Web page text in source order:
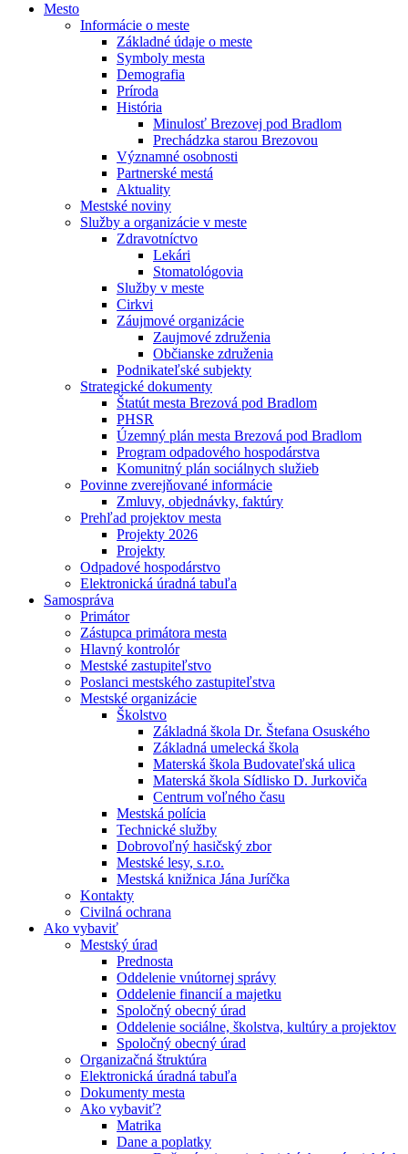
Mesto
Informácie o meste
Základné údaje o meste
Symboly mesta
Demografia
Príroda
História
Minulosť Brezovej pod Bradlom
Prechádzka starou Brezovou
Významné osobnosti
Partnerské mestá
Aktuality
Mestské noviny
Služby a organizácie v meste
Zdravotníctvo
Lekári
Stomatológovia
Služby v meste
Cirkvi
Záujmové organizácie
Zaujmové združenia
Občianske združenia
Podnikateľské subjekty
Strategické dokumenty
Štatút mesta Brezová pod Bradlom
PHSR
Územný plán mesta Brezová pod Bradlom
Program odpadového hospodárstva
Komunitný plán sociálnych služieb
Povinne zverejňované informácie
Zmluvy, objednávky, faktúry
Prehľad projektov mesta
Projekty 2026
Projekty
Odpadové hospodárstvo
Elektronická úradná tabuľa
Samospráva
Primátor
Zástupca primátora mesta
Hlavný kontrolór
Mestské zastupiteľstvo
Poslanci mestského zastupiteľstva
Mestské organizácie
Školstvo
Základná škola Dr. Štefana Osuského
Základná umelecká škola
Materská škola Budovateľská ulica
Materská škola Sídlisko D. Jurkoviča
Centrum voľného času
Mestská polícia
Technické služby
Dobrovoľný hasičský zbor
Mestské lesy, s.r.o.
Mestská knižnica Jána Juríčka
Kontakty
Civilná ochrana
Ako vybaviť
Mestský úrad
Prednosta
Oddelenie vnútornej správy
Oddelenie financií a majetku
Spoločný obecný úrad
Oddelenie sociálne, školstva, kultúry a projektov
Spoločný obecný úrad
Organizačná štruktúra
Elektronická úradná tabuľa
Dokumenty mesta
Ako vybaviť?
Matrika
Dane a poplatky